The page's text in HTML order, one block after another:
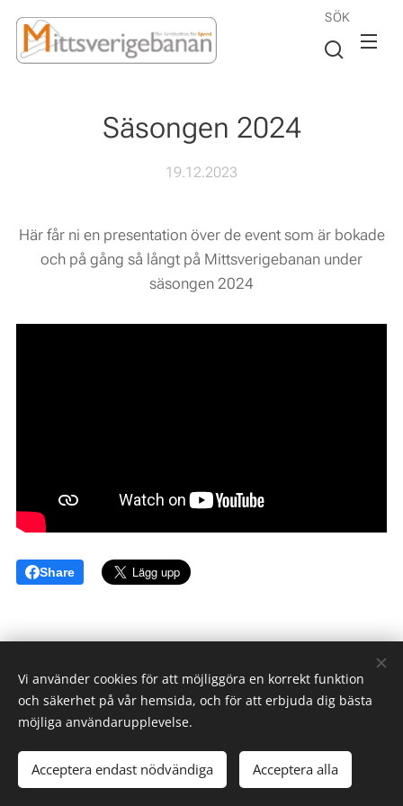
SÖK
Säsongen 2024
19.12.2023
Här får ni en presentation över de event som är bokade
och på gång så långt på Mittsverigebanan under
säsongen 2024
Share
Norrlands Motorpark AB med Mittsverigebanan -
Sidan skapad av Invest Nordic Ltd.
Cookies
Vi använder cookies för att möjliggöra en korrekt funktion
och säkerhet på vår hemsida, och för att erbjuda dig bästa
möjliga användarupplevelse.
Acceptera endast nödvändiga Acceptera alla